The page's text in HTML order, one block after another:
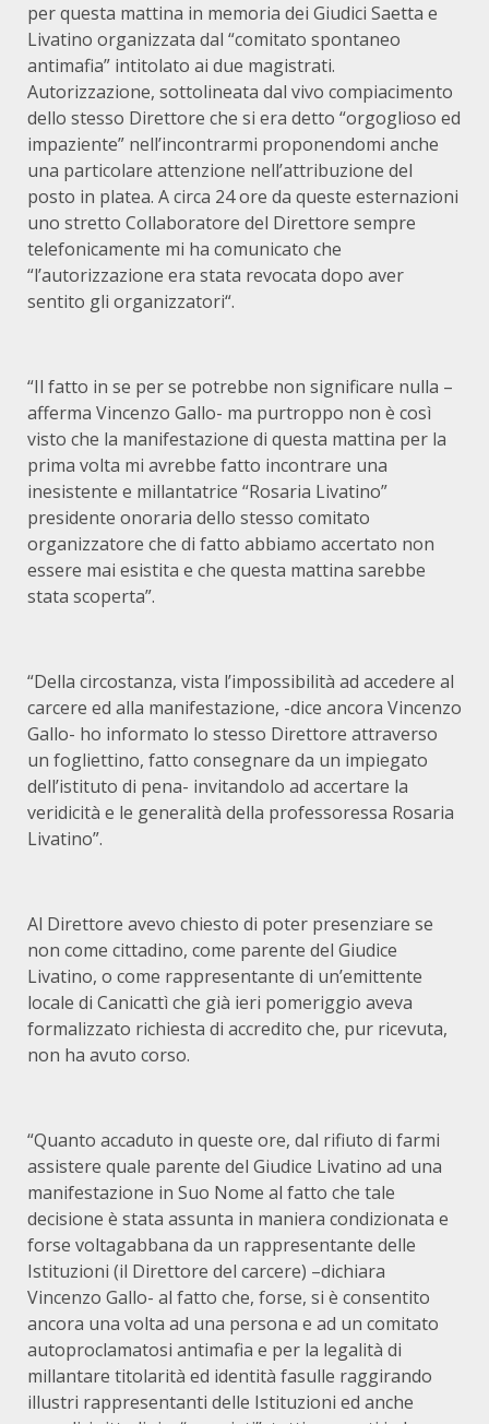
per questa mattina in memoria dei Giudici Saetta e
Livatino organizzata dal “comitato spontaneo
antimafia” intitolato ai due magistrati.
Autorizzazione, sottolineata dal vivo compiacimento
dello stesso Direttore che si era detto “orgoglioso ed
impaziente” nell’incontrarmi proponendomi anche
una particolare attenzione nell’attribuzione del
posto in platea. A circa 24 ore da queste esternazioni
uno stretto Collaboratore del Direttore sempre
telefonicamente mi ha comunicato che
“l’autorizzazione era stata revocata dopo aver
sentito gli organizzatori“.
“Il fatto in se per se potrebbe non significare nulla –
afferma Vincenzo Gallo- ma purtroppo non è così
visto che la manifestazione di questa mattina per la
prima volta mi avrebbe fatto incontrare una
inesistente e millantatrice “Rosaria Livatino”
presidente onoraria dello stesso comitato
organizzatore che di fatto abbiamo accertato non
essere mai esistita e che questa mattina sarebbe
stata scoperta”.
“Della circostanza, vista l’impossibilità ad accedere al
carcere ed alla manifestazione, -dice ancora Vincenzo
Gallo- ho informato lo stesso Direttore attraverso
un fogliettino, fatto consegnare da un impiegato
dell’istituto di pena- invitandolo ad accertare la
veridicità e le generalità della professoressa Rosaria
Livatino”.
Al Direttore avevo chiesto di poter presenziare se
non come cittadino, come parente del Giudice
Livatino, o come rappresentante di un’emittente
locale di Canicattì che già ieri pomeriggio aveva
formalizzato richiesta di accredito che, pur ricevuta,
non ha avuto corso.
“Quanto accaduto in queste ore, dal rifiuto di farmi
assistere quale parente del Giudice Livatino ad una
manifestazione in Suo Nome al fatto che tale
decisione è stata assunta in maniera condizionata e
forse voltagabbana da un rappresentante delle
Istituzioni (il Direttore del carcere) –dichiara
Vincenzo Gallo- al fatto che, forse, si è consentito
ancora una volta ad una persona e ad un comitato
autoproclamatosi antimafia e per la legalità di
millantare titolarità ed identità fasulle raggirando
illustri rappresentanti delle Istituzioni ed anche